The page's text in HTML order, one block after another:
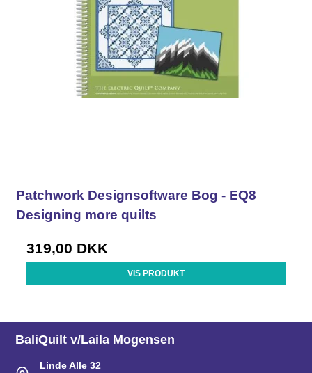
Patchwork Designsoftware Bog - EQ8
Designing more quilts
319,00 DKK
VIS PRODUKT
BaliQuilt v/Laila Mogensen
Linde Alle 32